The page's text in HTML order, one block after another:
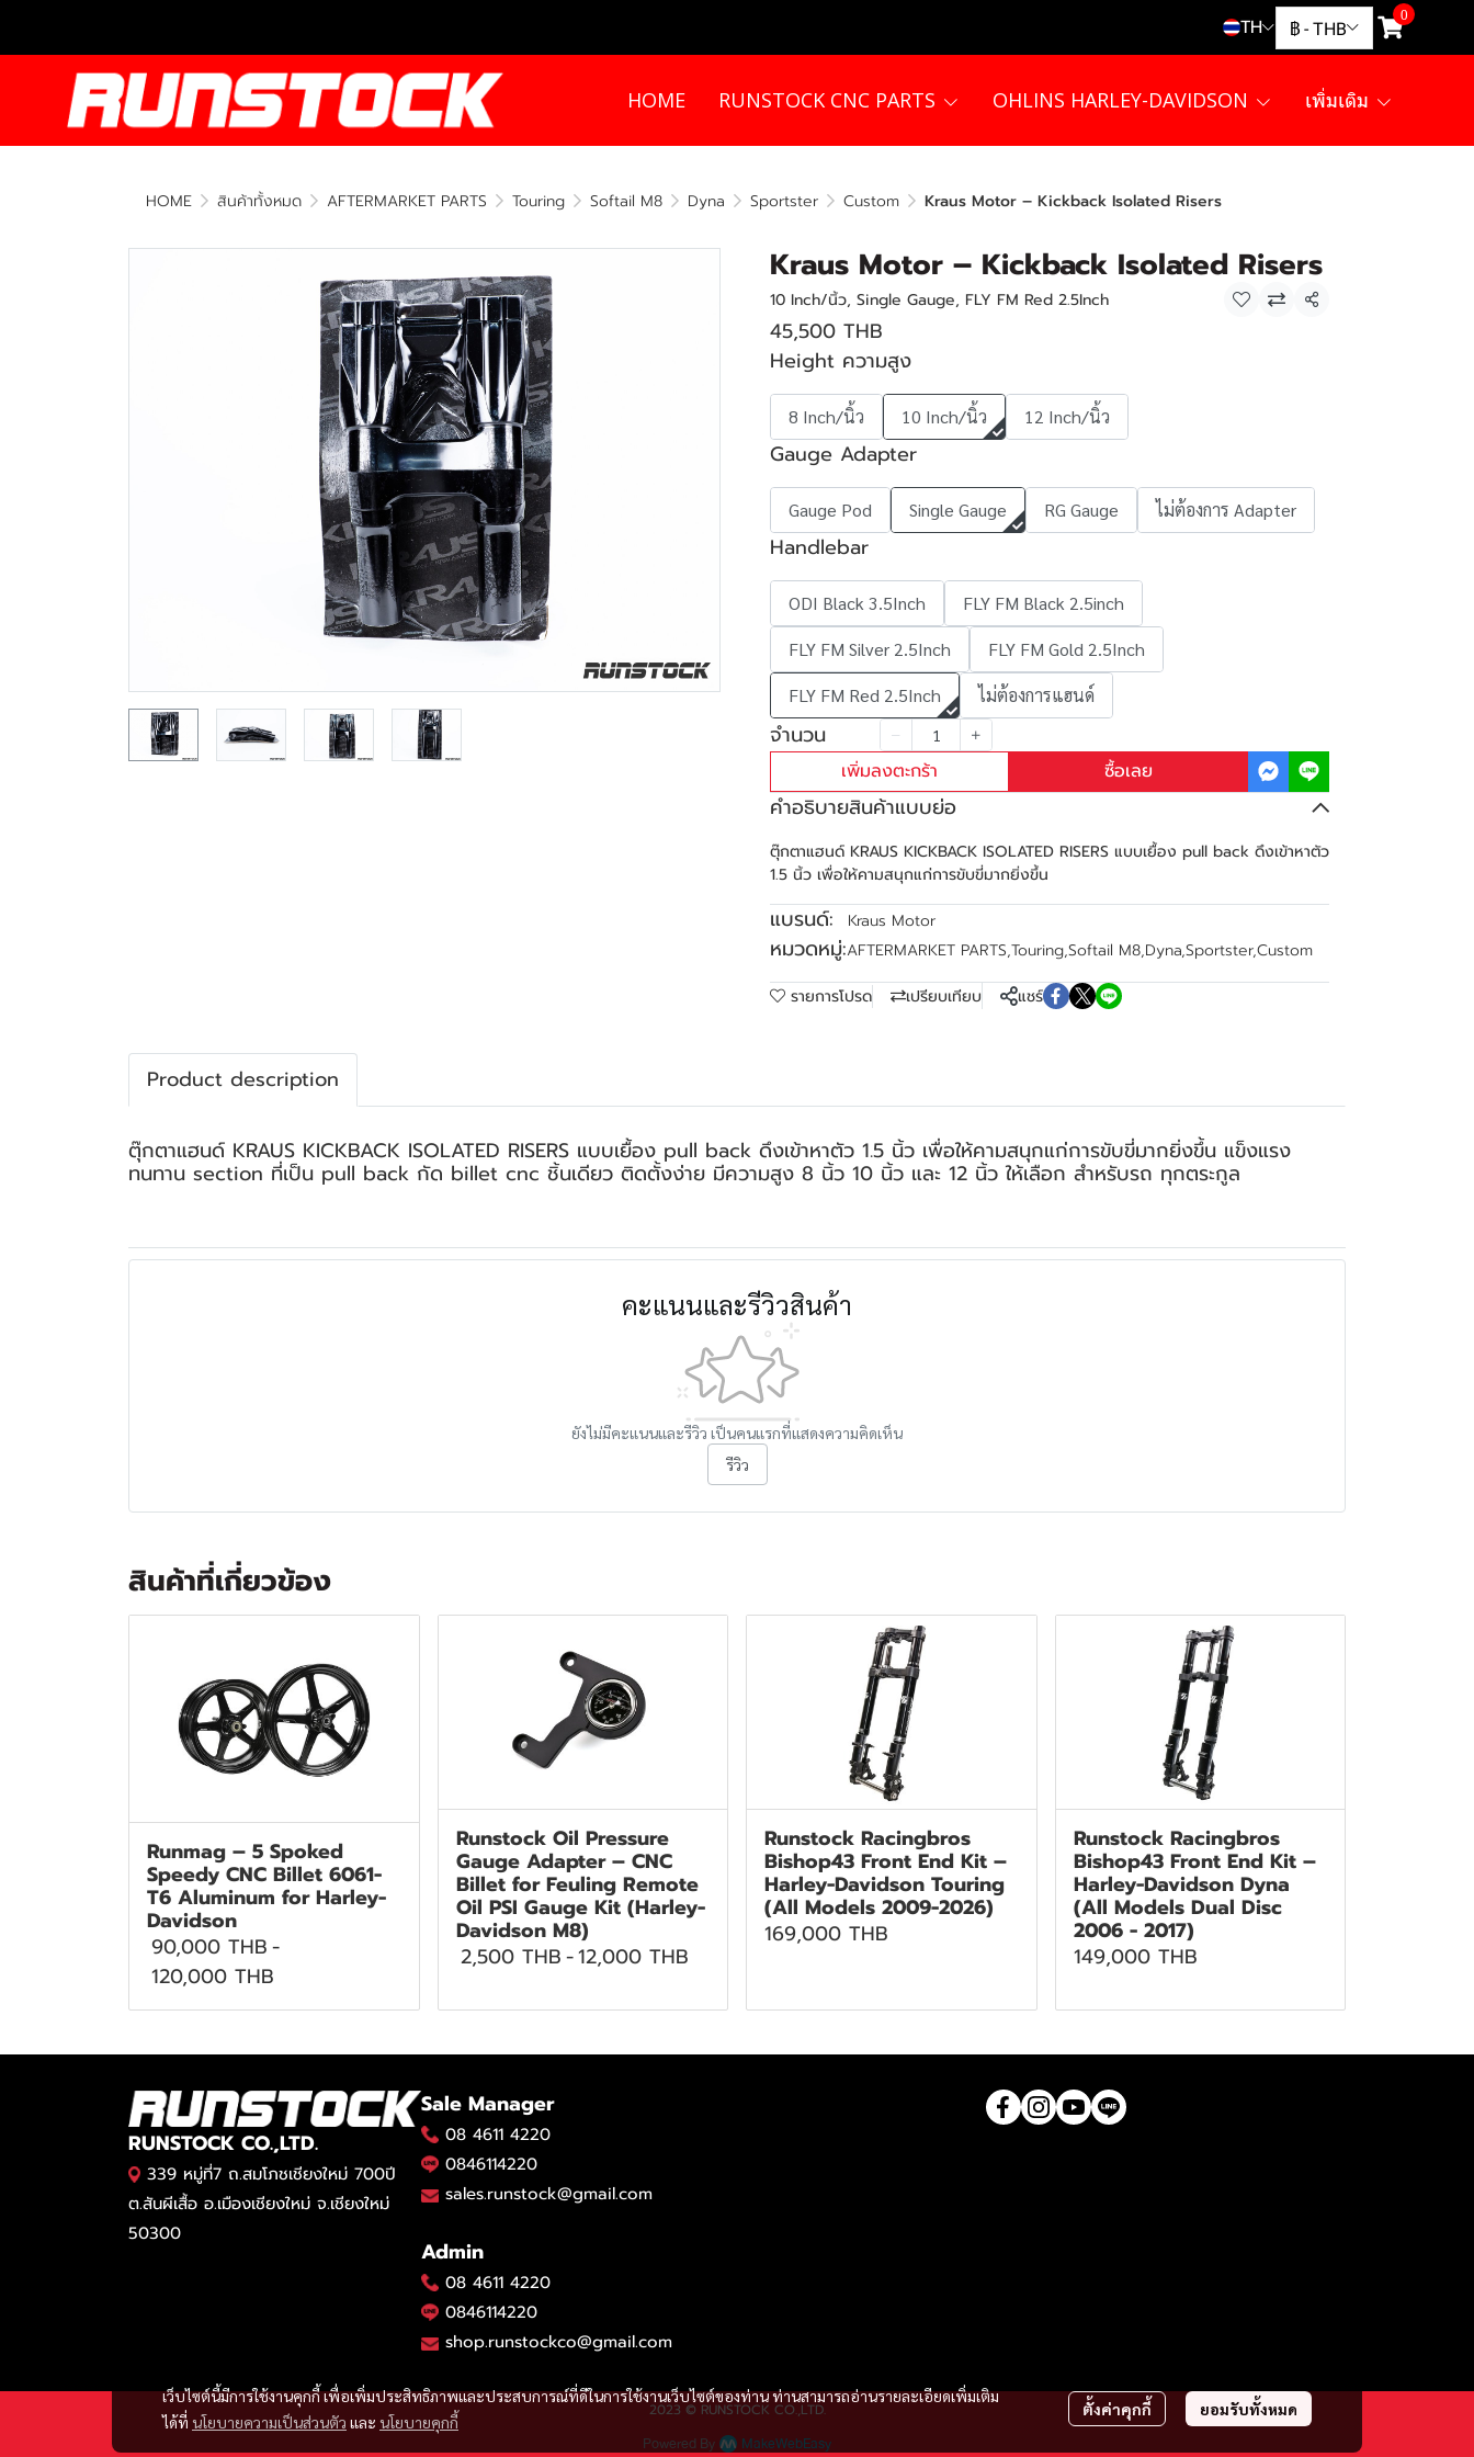
TH ฿ - THB
0
HOME RUNSTOCK CNC PARTS OHLINS HARLEY-DAVIDSON เพิ่มเติม
HOME สินค้าทั้งหมด AFTERMARKET PARTS Touring Softail M8 Dyna Sportster Custom Kraus Motor – Kickback Isolated Risers
Kraus Motor – Kickback Isolated Risers
10 Inch/นิ้ว, Single Gauge, FLY FM Red 2.5Inch แชร์
45,500 THB
Height ความสูง
8 Inch/นิ้ว 10 Inch/นิ้ว 12 Inch/นิ้ว
Gauge Adapter
Gauge Pod Single Gauge RG Gauge ไม่ต้องการ Adapter
Handlebar
ODI Black 3.5Inch
FLY FM Black 2.5inch
FLY FM Silver 2.5Inch
FLY FM Gold 2.5Inch
FLY FM Red 2.5Inch
ไม่ต้องการแฮนด์
จำนวน
เพิ่มลงตะกร้า ซื้อเลย
คำอธิบายสินค้าแบบย่อ
ตุ๊กตาแฮนด์ KRAUS KICKBACK ISOLATED RISERS แบบเยื้อง pull back ดึงเข้าหาตัว
1.5 นิ้ว เพื่อให้คามสนุกแก่การขับขี่มากยิ่งขึ้น
แบรนด์: Kraus Motor
หมวดหมู่:AFTERMARKET PARTS,Touring,Softail M8,Dyna,Sportster,Custom
รายการโปรด
เปรียบเทียบ แชร์
Product description
ตุ๊กตาแฮนด์ KRAUS KICKBACK ISOLATED RISERS แบบเยื้อง pull back ดึงเข้าหาตัว 1.5 นิ้ว เพื่อให้คามสนุกแก่การขับขี่มากยิ่งขึ้น แข็งแรง
ทนทาน section ที่เป็น pull back กัด billet cnc ชิ้นเดียว ติดตั้งง่าย มีความสูง 8 นิ้ว 10 นิ้ว และ 12 นิ้ว ให้เลือก สำหรับรถ ทุกตระกูล
คะแนนและรีวิวสินค้า
ยังไม่มีคะแนนและรีวิว เป็นคนแรกที่แสดงความคิดเห็น
รีวิว
สินค้าที่เกี่ยวข้อง
Runmag – 5 Spoked
Speedy CNC Billet 6061-
T6 Aluminum for Harley-
Davidson
90,000 THB-
120,000 THB
Runstock Oil Pressure
Gauge Adapter – CNC
Billet for Feuling Remote
Oil PSI Gauge Kit (Harley-
Davidson M8)
2,500 THB-12,000 THB
Runstock Racingbros
Bishop43 Front End Kit –
Harley-Davidson Touring
(All Models 2009-2026)
169,000 THB
Runstock Racingbros
Bishop43 Front End Kit –
Harley-Davidson Dyna
(All Models Dual Disc
2006 - 2017)
149,000 THB
เว็บไซต์นี้มีการใช้งานคุกกี้ เพื่อเพิ่มประสิทธิภาพและประสบการณ์ที่ดีในการใช้งานเว็บไซต์ของท่าน ท่านสามารถอ่านรายละเอียดเพิ่มเติม
ได้ที่ นโยบายความเป็นส่วนตัว และ นโยบายคุกกี้
ตั้งค่าคุกกี้ ยอมรับทั้งหมด
RUNSTOCK CO.,LTD.
339 หมู่ที่7 ถ.สมโภชเชียงใหม่ 700ปี
ต.สันผีเสื้อ อ.เมืองเชียงใหม่ จ.เชียงใหม่
50300
Sale Manager
08 4611 4220
0846114220
sales.runstock@gmail.com
Admin
08 4611 4220
0846114220
shop.runstockco@gmail.com
2023 © RUNSTOCK CO.,LTD.
Powered By MakeWebEasy